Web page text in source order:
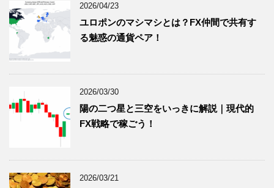
2026/04/23
ユロポンのマシマシとは？FX仲間で共有す
る魅惑の通貨ペア！
2026/03/30
陽の二つ星と三空をいっきに解説｜現代的
FX戦略で稼ごう！
2026/03/21